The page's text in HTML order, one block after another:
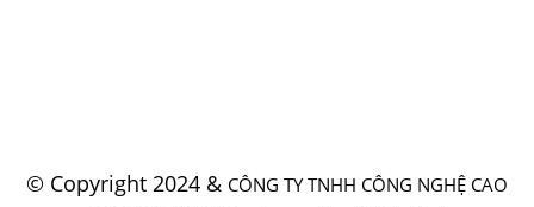
© Copyright 2024 & CÔNG TY TNHH CÔNG NGHỆ CAO